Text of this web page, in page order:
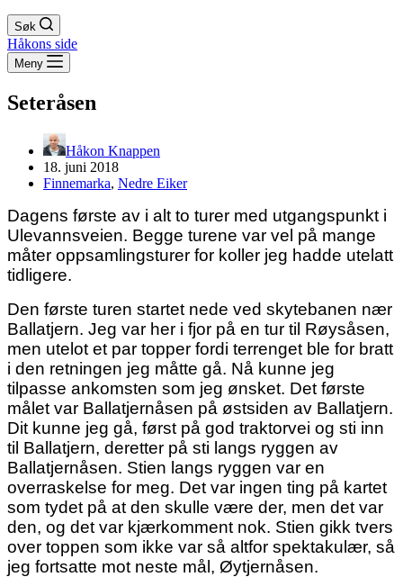
Søk
Håkons side
Meny
Seteråsen
Håkon Knappen
18. juni 2018
Finnemarka, Nedre Eiker
Dagens første av i alt to turer med utgangspunkt i
Ulevannsveien. Begge turene var vel på mange
måter oppsamlingsturer for koller jeg hadde utelatt
tidligere.
Den første turen startet nede ved skytebanen nær
Ballatjern. Jeg var her i fjor på en tur til Røysåsen,
men utelot et par topper fordi terrenget ble for bratt
i den retningen jeg måtte gå. Nå kunne jeg
tilpasse ankomsten som jeg ønsket. Det første
målet var Ballatjernåsen på østsiden av Ballatjern.
Dit kunne jeg gå, først på god traktorvei og sti inn
til Ballatjern, deretter på sti langs ryggen av
Ballatjernåsen. Stien langs ryggen var en
overraskelse for meg. Det var ingen ting på kartet
som tydet på at den skulle være der, men det var
den, og det var kjærkomment nok. Stien gikk tvers
over toppen som ikke var så altfor spektakulær, så
jeg fortsatte mot neste mål, Øytjernåsen.